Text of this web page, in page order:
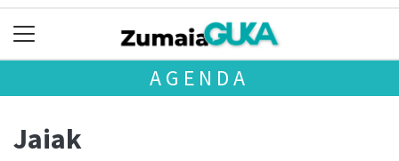
AGENDA
Jaiak